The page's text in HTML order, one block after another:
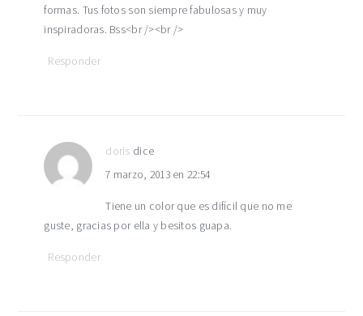
formas. Tus fotos son siempre fabulosas y muy
inspiradoras. Bss<br /><br />
Responder
doris dice
7 marzo, 2013 en 22:54
Tiene un color que es difícil que no me
guste, gracias por ella y besitos guapa.
Responder